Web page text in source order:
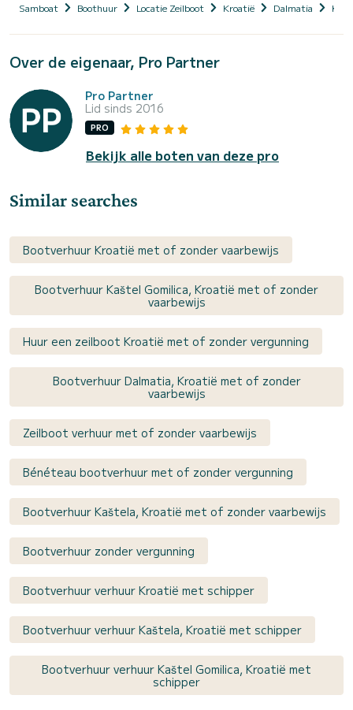
Samboat Boothuur Locatie Zeilboot Kroatië Dalmatia
Over de eigenaar, Pro Partner
Pro Partner
Lid sinds 2016
PRO
Bekijk alle boten van deze pro
Similar searches
Bootverhuur Kroatië met of zonder vaarbewijs
Bootverhuur Kaštel Gomilica, Kroatië met of zonder
vaarbewijs
Huur een zeilboot Kroatië met of zonder vergunning
Bootverhuur Dalmatia, Kroatië met of zonder
vaarbewijs
Zeilboot verhuur met of zonder vaarbewijs
Bénéteau bootverhuur met of zonder vergunning
Bootverhuur Kaštela, Kroatië met of zonder vaarbewijs
Bootverhuur zonder vergunning
Bootverhuur verhuur Kroatië met schipper
Bootverhuur verhuur Kaštela, Kroatië met schipper
Bootverhuur verhuur Kaštel Gomilica, Kroatië met
schipper